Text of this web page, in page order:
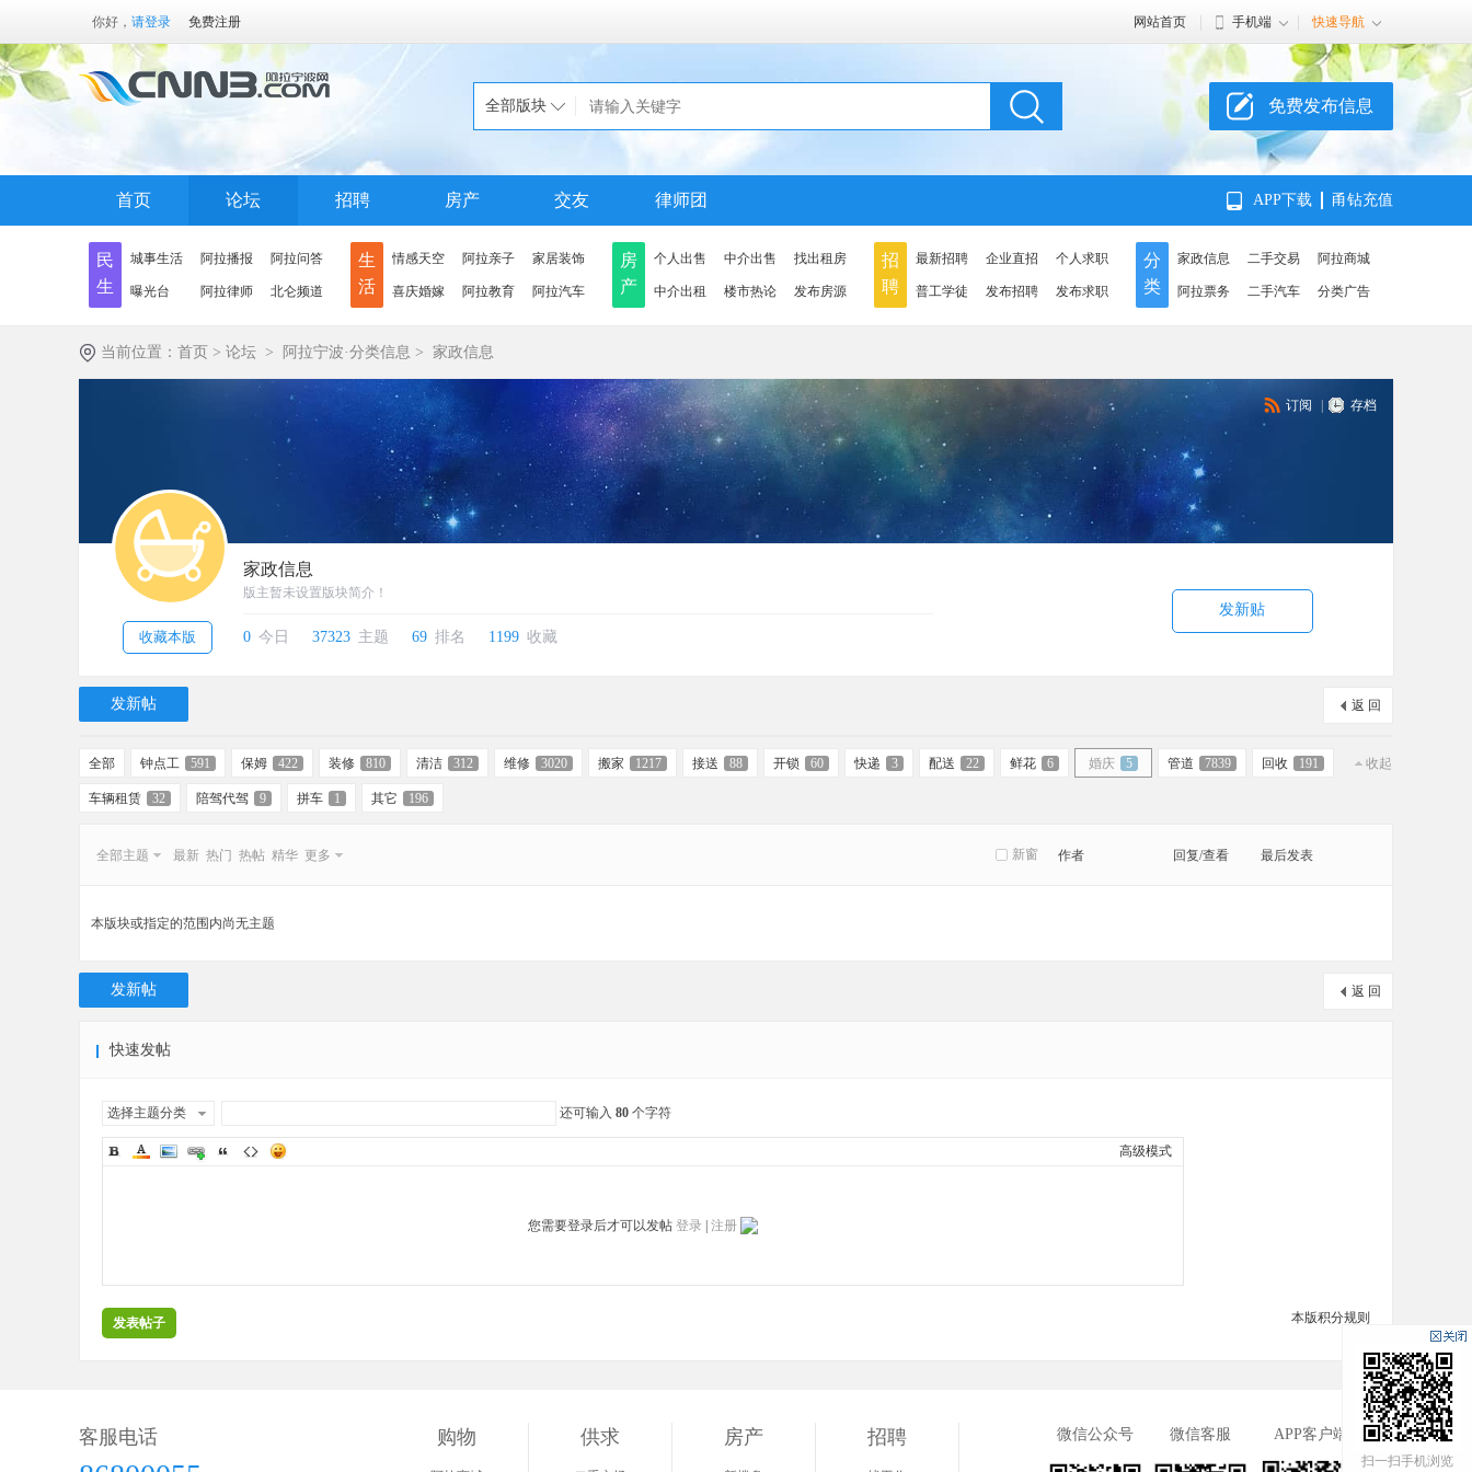
你好， 请登录 免费注册 网站首页 手机端 快速导航
全部版块 免费发布信息
首页 论坛 招聘 房产 交友 律师团 APP下载 甬钻充值
民
生
城事生活 阿拉播报 阿拉问答
曝光台 阿拉律师 北仑频道
生
活
情感天空 阿拉亲子 家居装饰
喜庆婚嫁 阿拉教育 阿拉汽车
房
产
个人出售 中介出售 找出租房
中介出租 楼市热论 发布房源
招
聘
最新招聘 企业直招 个人求职
普工学徒 发布招聘 发布求职
分
类
家政信息 二手交易 阿拉商城
阿拉票务 二手汽车 分类广告
当前位置： 首页 > 论坛 > 阿拉宁波·分类信息 > 家政信息
订阅 存档
收藏本版
家政信息
版主暂未设置版块简介！
0 今日 37323 主题 69 排名 1199 收藏
发新贴
返 回
发新帖
收起
全部 钟点工 591 保姆 422 装修 810 清洁 312 维修 3020 搬家 1217 接送 88 开锁 60 快递 3 配送 22 鲜花 6 婚庆 5 管道 7839 回收 191
车辆租赁 32 陪驾代驾 9 拼车 1 其它 196
新窗
全部主题 最新 热门 热帖 精华 更多 作者 回复/查看 最后发表
本版块或指定的范围内尚无主题
返 回
发新帖
快速发帖
选择主题分类 还可输入 80 个字符
高级模式
您需要登录后才可以发帖 登录 注册
本版积分规则
发表帖子
扫一扫手机浏览
客服电话 购物 供求 房产 招聘 微信公众号 微信客服 APP客户端